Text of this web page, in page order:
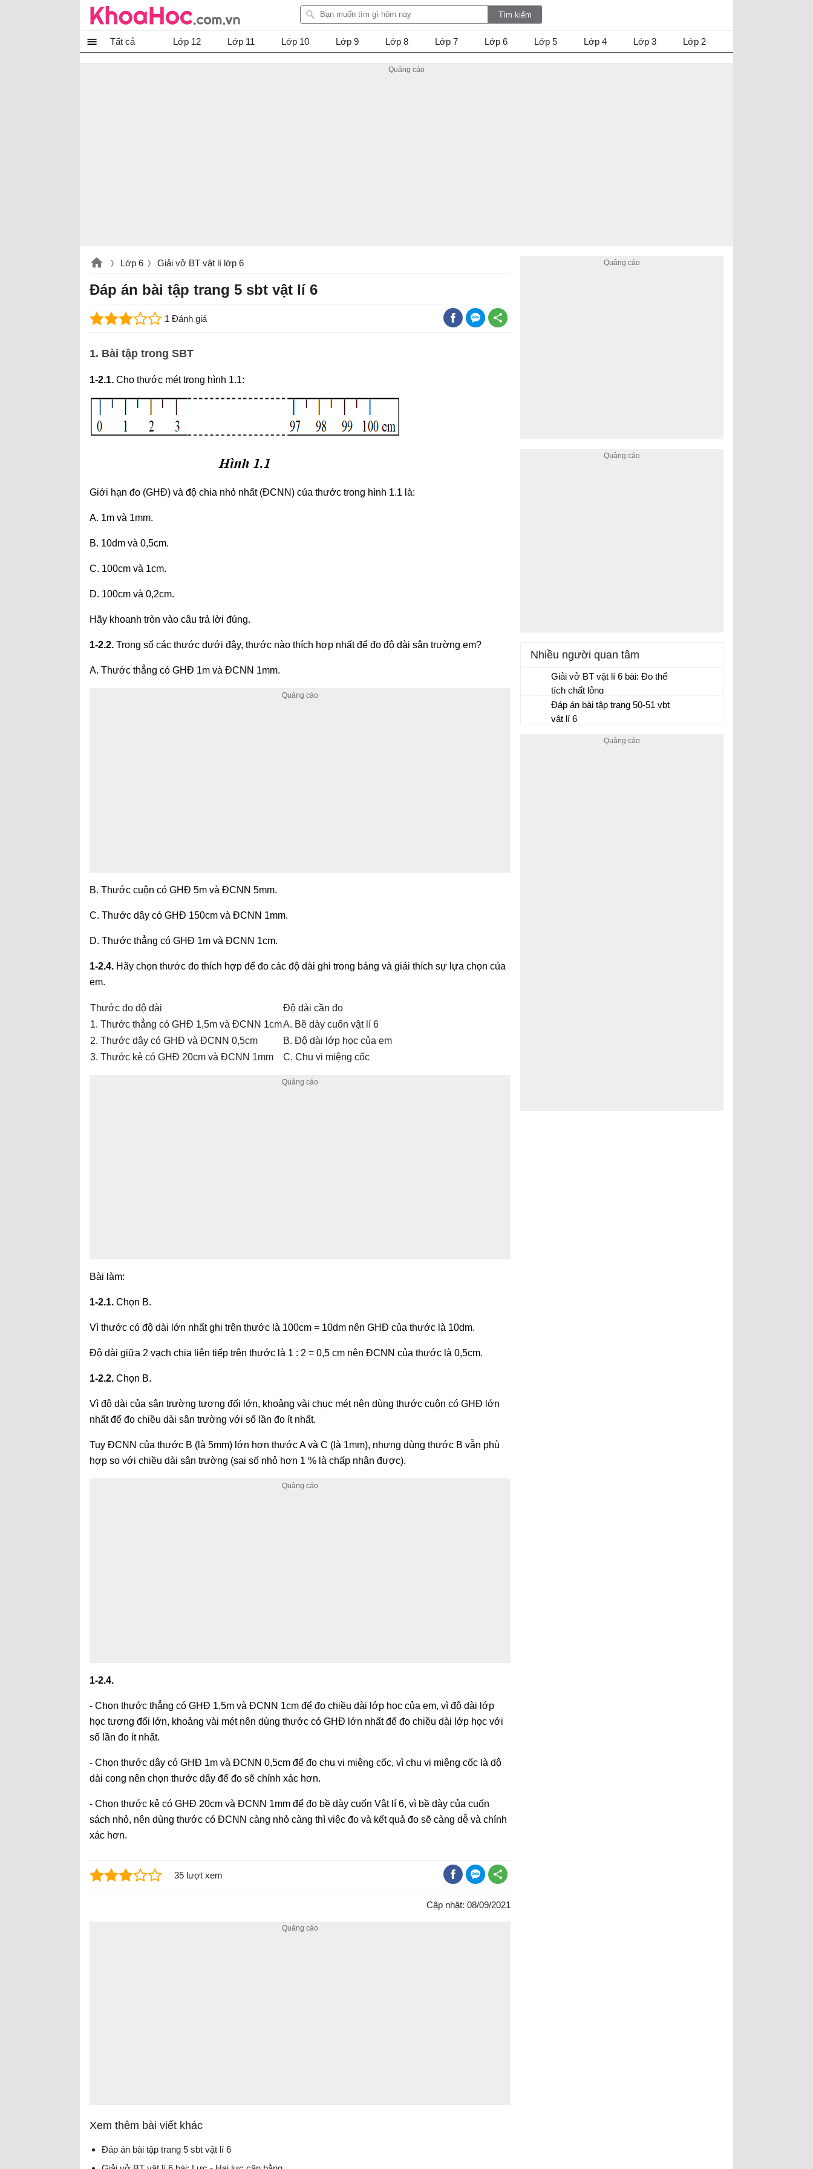
Tất cả Lớp 12 Lớp 11 Lớp 10 Lớp 9 Lớp 8 Lớp 7 Lớp 6 Lớp 5 Lớp 4 Lớp 3 Lớp 2
Lớp 6 Giải vở BT vật lí lớp 6
Đáp án bài tập trang 5 sbt vật lí 6
1 Đánh giá
1. Bài tập trong SBT
1-2.1. Cho thước mét trong hình 1.1:
Giới hạn đo (GHĐ) và độ chia nhỏ nhất (ĐCNN) của thước trong hình 1.1 là:
A. 1m và 1mm.
B. 10dm và 0,5cm.
C. 100cm và 1cm.
D. 100cm và 0,2cm.
Hãy khoanh tròn vào câu trả lời đúng.
1-2.2. Trong số các thước dưới đây, thước nào thích hợp nhất để đo độ dài sân trường em?
A. Thước thẳng có GHĐ 1m và ĐCNN 1mm.
B. Thước cuộn có GHĐ 5m và ĐCNN 5mm.
C. Thước dây có GHĐ 150cm và ĐCNN 1mm.
D. Thước thẳng có GHĐ 1m và ĐCNN 1cm.
1-2.4. Hãy chọn thước đo thích hợp để đo các độ dài ghi trong bảng và giải thích sự lựa chọn của
em.
Thước đo độ dài
Độ dài cần đo
1. Thước thẳng có GHĐ 1,5m và ĐCNN 1cmA. Bề dày cuốn vật lí 6
2. Thước dây có GHĐ và ĐCNN 0,5cm
B. Độ dài lớp học của em
3. Thước kẻ có GHĐ 20cm và ĐCNN 1mm
C. Chu vi miệng cốc
Bài làm:
1-2.1. Chọn B.
Vì thước có độ dài lớn nhất ghi trên thước là 100cm = 10dm nên GHĐ của thước là 10dm.
Độ dài giữa 2 vạch chia liên tiếp trên thước là 1 : 2 = 0,5 cm nên ĐCNN của thước là 0,5cm.
1-2.2. Chọn B.
Vì độ dài của sân trường tương đối lớn, khoảng vài chục mét nên dùng thước cuộn có GHĐ lớn
nhất để đo chiều dài sân trường với số lần đo ít nhất.
Tuy ĐCNN của thước B (là 5mm) lớn hơn thước A và C (là 1mm), nhưng dùng thước B vẫn phù
hợp so với chiều dài sân trường (sai số nhỏ hơn 1 % là chấp nhận được).
1-2.4.
- Chọn thước thẳng có GHĐ 1,5m và ĐCNN 1cm để đo chiều dài lớp học của em, vì độ dài lớp
học tương đối lớn, khoảng vài mét nên dùng thước có GHĐ lớn nhất để đo chiều dài lớp học với
số lần đo ít nhất.
- Chọn thước dây có GHĐ 1m và ĐCNN 0,5cm để đo chu vi miệng cốc, vì chu vi miệng cốc là dộ
dài cong nên chọn thước dây để đo sẽ chính xác hơn.
- Chọn thước kẻ có GHĐ 20cm và ĐCNN 1mm để đo bề dày cuốn Vật lí 6, vì bề dày của cuốn
sách nhỏ, nên dùng thước có ĐCNN càng nhỏ càng thì việc đo và kết quả đo sẽ càng dễ và chính
xác hơn.
35 lượt xem
Cập nhật: 08/09/2021
Xem thêm bài viết khác
Đáp án bài tập trang 5 sbt vật lí 6
Nhiều người quan tâm
Giải vở BT vật lí 6 bài: Đo thể
tích chất lỏng
Đáp án bài tập trang 50-51 vbt
vật lí 6